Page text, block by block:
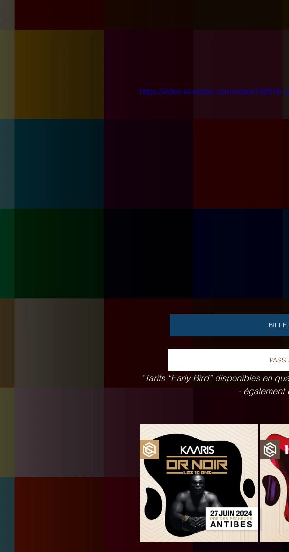
https://video.wixstatic.com/video/
PASS
*Tarifs “Early Bird” disponibles en
- également